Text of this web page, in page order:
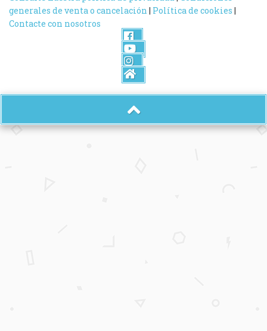
generales de venta o cancelación | Política de cookies |
Contacte con nosotros